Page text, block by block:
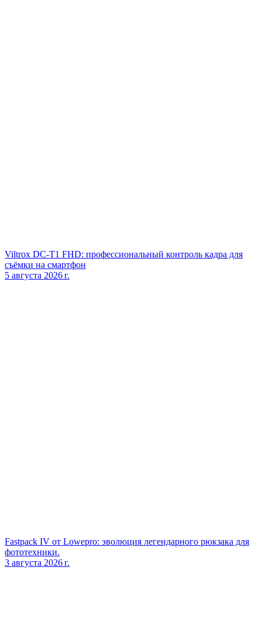
Viltrox DC‑T1 FHD: профессиональный контроль кадра для
съёмки на смартфон
5 августа 2026 г.
Fastpack IV от Lowepro: эволюция легендарного рюкзака для
фототехники.
3 августа 2026 г.